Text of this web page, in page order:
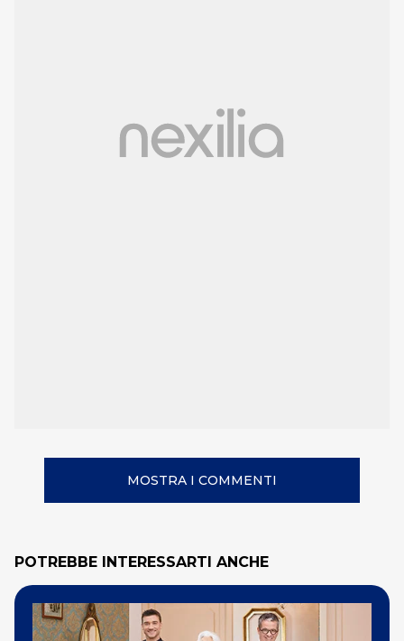
MOSTRA I COMMENTI
POTREBBE INTERESSARTI ANCHE